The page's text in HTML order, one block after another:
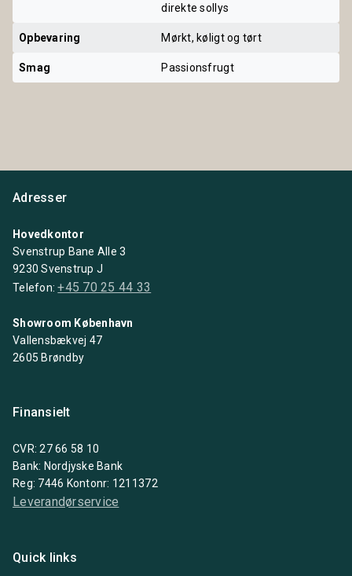
direkte sollys
Opbevaring Mørkt, køligt og tørt
Smag Passionsfrugt
Adresser
Hovedkontor
Svenstrup Bane Alle 3
9230 Svenstrup J
Telefon:+45 70 25 44 33
Showroom København
Vallensbækvej 47
2605 Brøndby
Finansielt
CVR: 27 66 58 10
Bank: Nordjyske Bank
Reg: 7446 Kontonr: 1211372
Leverandørservice
Quick links